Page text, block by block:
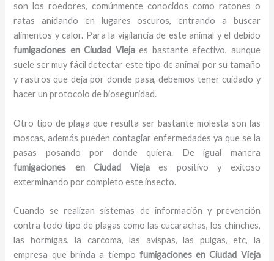
son los roedores, comúnmente conocidos como ratones o
ratas anidando en lugares oscuros, entrando a buscar
alimentos y calor. Para la vigilancia de este animal y el debido
fumigaciones en Ciudad Viejaes bastante efectivo, aunque
suele ser muy fácil detectar este tipo de animal por su tamaño
y rastros que deja por donde pasa, debemos tener cuidado y
hacer un protocolo de bioseguridad.
Otro tipo de plaga que resulta ser bastante molesta son las
moscas, además pueden contagiar enfermedades ya que se la
pasas posando por donde quiera. De igual manera
fumigaciones en Ciudad Viejaes positivo y exitoso
exterminando por completo este insecto.
Cuando se realizan sistemas de información y prevención
contra todo tipo de plagas como las cucarachas, los chinches,
las hormigas, la carcoma, las avispas, las pulgas, etc, la
empresa que brinda a tiempo fumigacionesen Ciudad Vieja